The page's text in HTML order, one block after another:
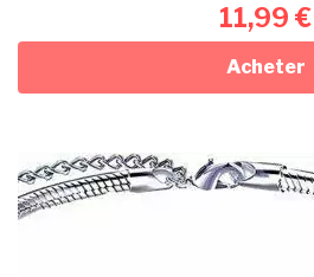
11,99 €
Acheter